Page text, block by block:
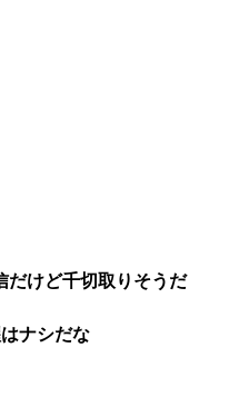
だけど千切取りそうだ
ナシだな